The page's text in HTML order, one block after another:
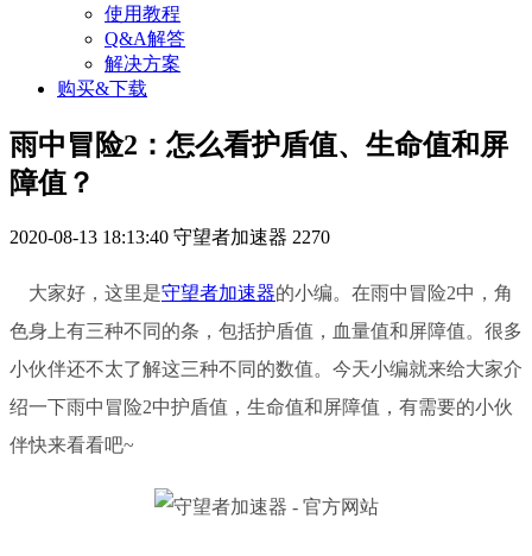
使用教程
Q&A解答
解决方案
购买&下载
雨中冒险2：怎么看护盾值、生命值和屏
障值？
2020-08-13 18:13:40 守望者加速器 2270
大家好，这里是守望者加速器的小编。在雨中冒险2中，角
色身上有三种不同的条，包括护盾值，血量值和屏障值。很多
小伙伴还不太了解这三种不同的数值。今天小编就来给大家介
绍一下雨中冒险2中护盾值，生命值和屏障值，有需要的小伙
伴快来看看吧~